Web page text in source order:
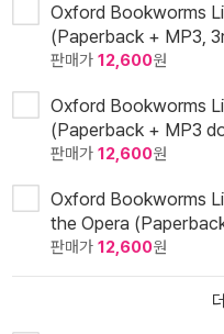
Oxford Bookworms
(Paperback + MP3,
판매가 12,600원
Oxford Bookworms
(Paperback + MP3
판매가 12,600원
Oxford Bookworms
the Opera
판매가 12,600원